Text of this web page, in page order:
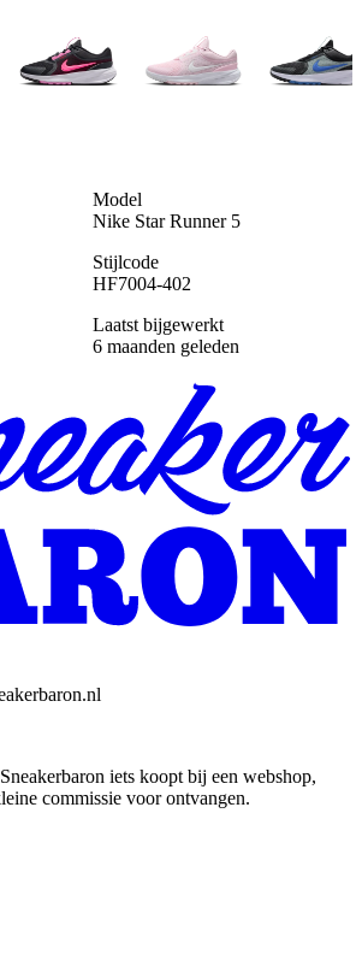
Model
Nike Star Runner 5
Stijlcode
HF7004-402
Laatst bijgewerkt
6 maanden geleden
iets koopt bij een webshop,
commissie voor ontvangen.